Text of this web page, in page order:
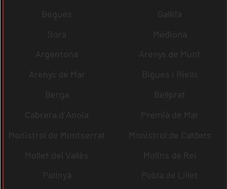
Begues
Gallifa
Sora
Mediona
Argentona
Arenys de Munt
Arenys de Mar
Bigues i Riells
Berga
Bellprat
Cabrera d´Anoia
Premià de Mar
Monistrol de Montserrat
Monistrol de Calders
Mollet del Vallès
Molins de Rei
Polinyà
Pobla de Lillet